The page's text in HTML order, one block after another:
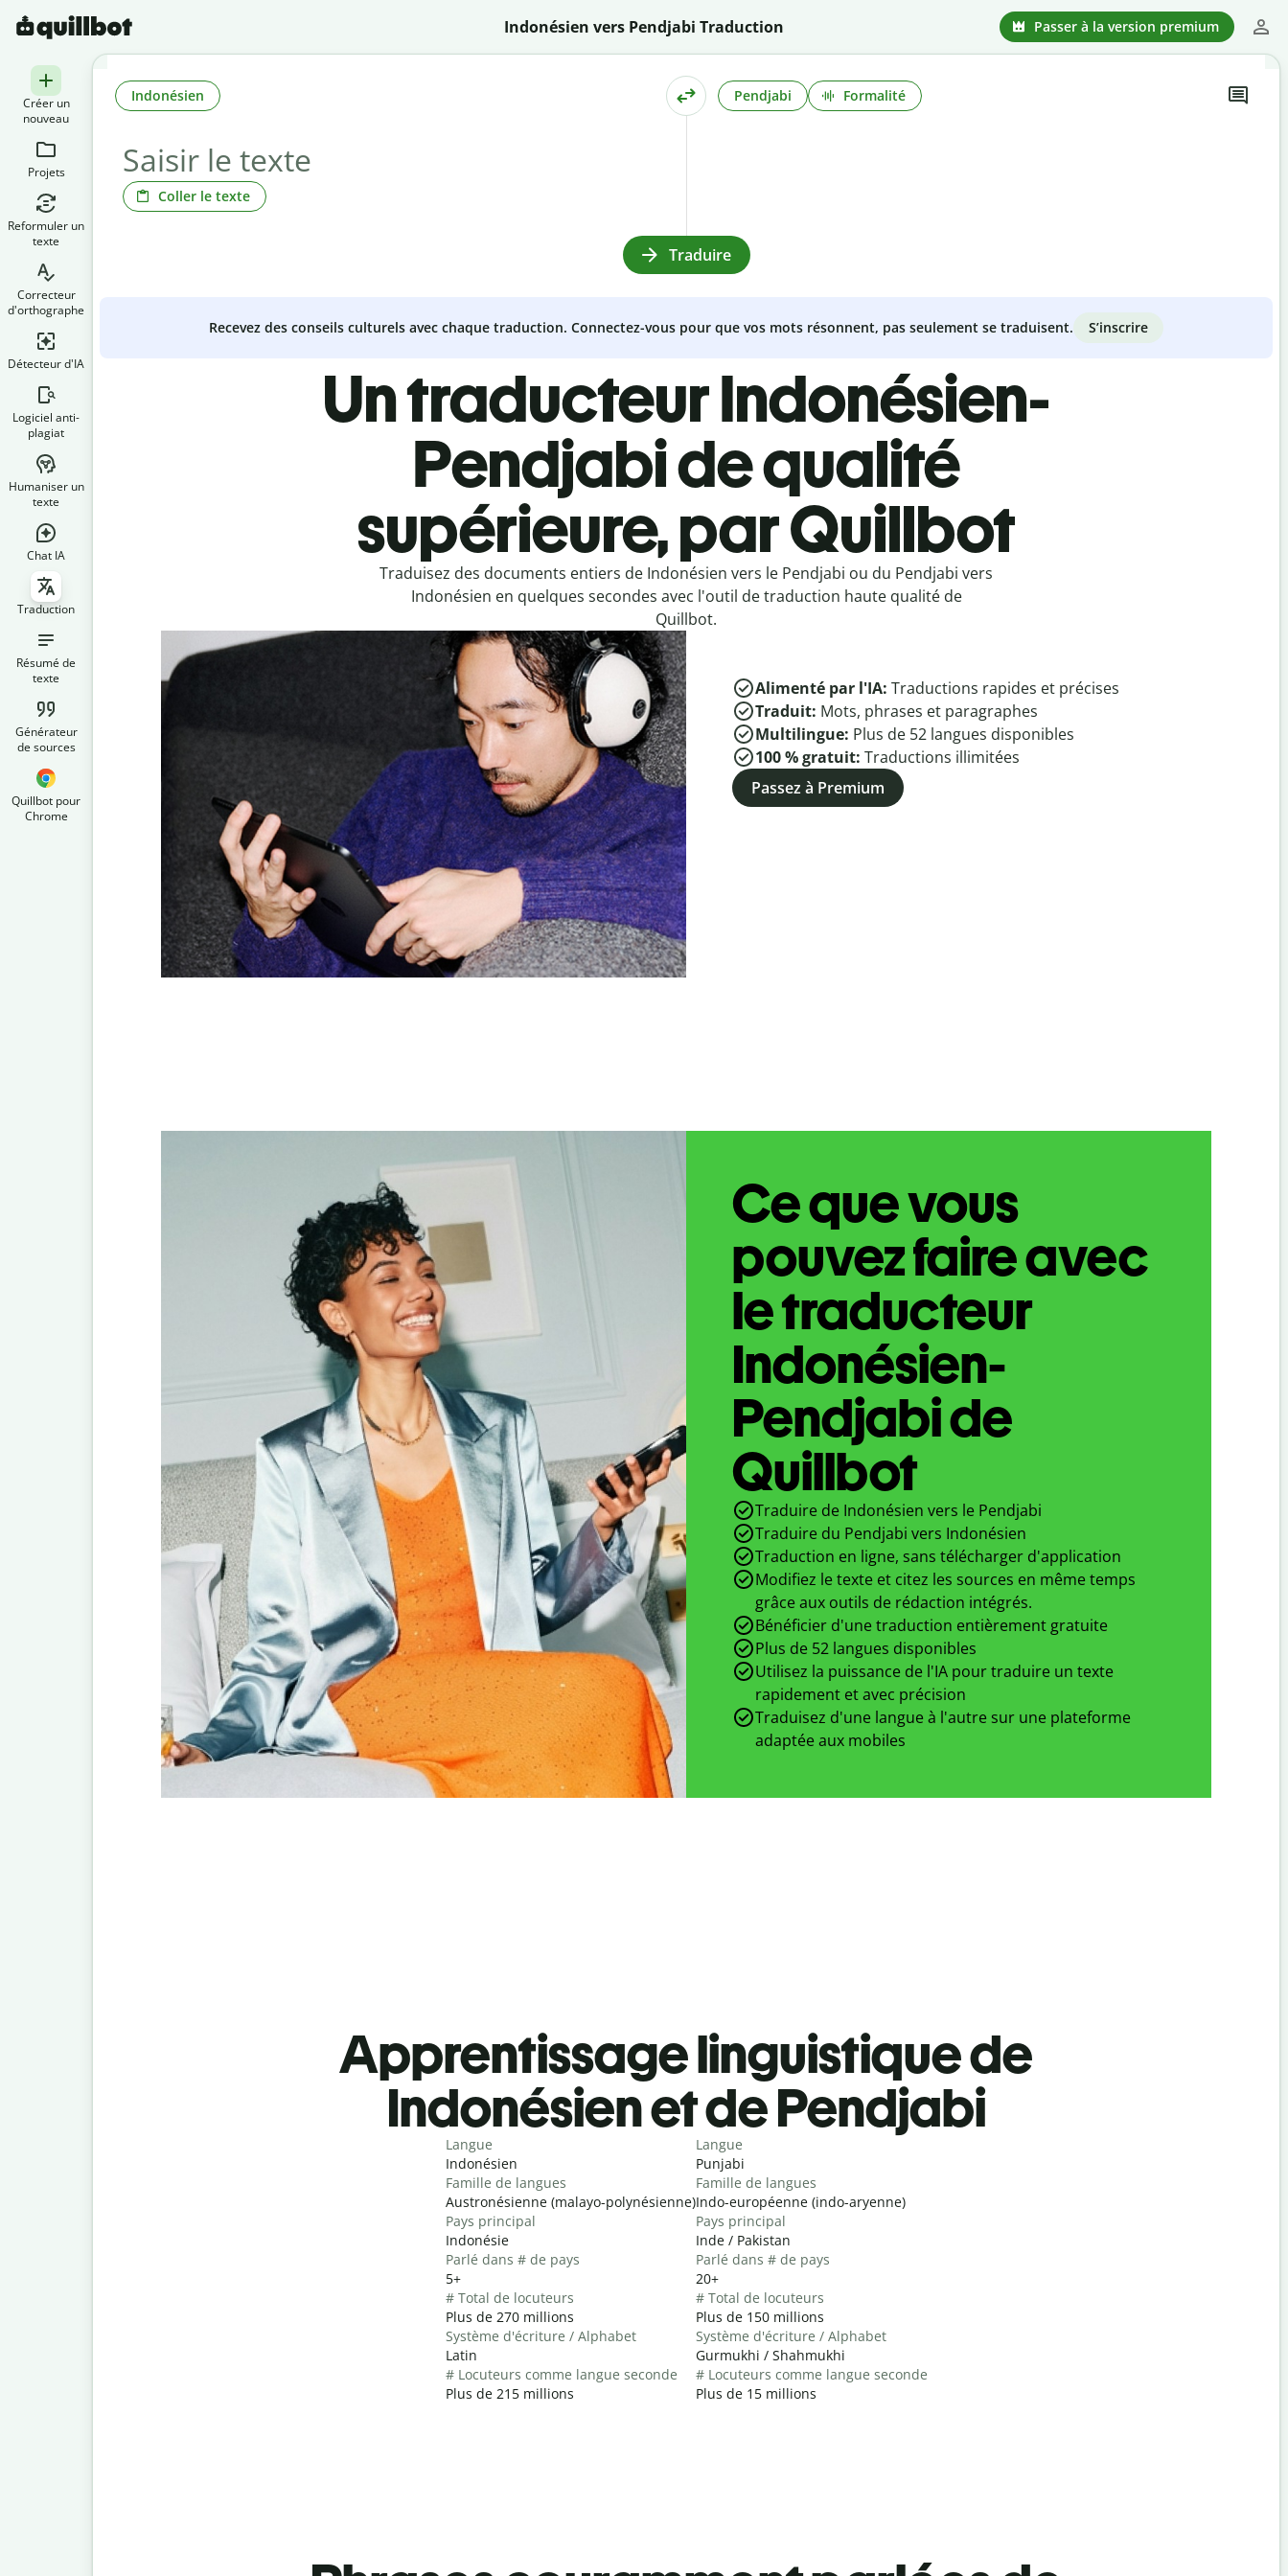
Indonésien vers Pendjabi Traduction Passer à la version premium
Créer un
nouveau
Projets
Reformuler un
texte
Correcteur
d'orthographe
Détecteur d'IA
Logiciel anti-
plagiat
Humaniser un
texte
Chat IA
Traduction
Résumé de
texte
Générateur
de sources
Quillbot pour
Chrome
Coller le texte
Indonésien Pendjabi Formalité
Traduire
Recevez des conseils culturels avec chaque traduction. Connectez-vous pour que vos mots résonnent, pas seulement se traduisent. S’inscrire
Un traducteur Indonésien-
Pendjabi de qualité
supérieure, par Quillbot
Traduisez des documents entiers de Indonésien vers le Pendjabi ou du Pendjabi vers
Indonésien en quelques secondes avec l'outil de traduction haute qualité de
Quillbot.
Alimenté par l'IA: Traductions rapides et précises
Traduit: Mots, phrases et paragraphes
Multilingue: Plus de 52 langues disponibles
100 % gratuit: Traductions illimitées
Passez à Premium
Ce que vous
pouvez faire avec
le traducteur
Indonésien-
Pendjabi de
Quillbot
Traduire de Indonésien vers le Pendjabi
Traduire du Pendjabi vers Indonésien
Traduction en ligne, sans télécharger d'application
Modifiez le texte et citez les sources en même temps
grâce aux outils de rédaction intégrés.
Bénéficier d'une traduction entièrement gratuite
Plus de 52 langues disponibles
Utilisez la puissance de l'IA pour traduire un texte
rapidement et avec précision
Traduisez d'une langue à l'autre sur une plateforme
adaptée aux mobiles
Apprentissage linguistique de
Indonésien et de Pendjabi
Langue
Indonésien
Famille de langues
Austronésienne (malayo-polynésienne)
Pays principal
Indonésie
Parlé dans # de pays
5+
# Total de locuteurs
Plus de 270 millions
Système d'écriture / Alphabet
Latin
# Locuteurs comme langue seconde
Plus de 215 millions
Langue
Punjabi
Famille de langues
Indo-européenne (indo-aryenne)
Pays principal
Inde / Pakistan
Parlé dans # de pays
20+
# Total de locuteurs
Plus de 150 millions
Système d'écriture / Alphabet
Gurmukhi / Shahmukhi
# Locuteurs comme langue seconde
Plus de 15 millions